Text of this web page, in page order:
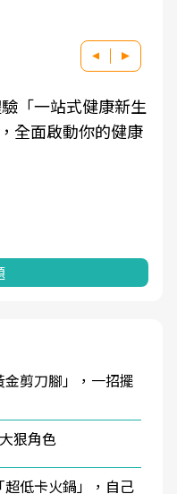
「一站式健康新生
全面啟動你的健康
剪刀腳」，一招擺
狠角色
低卡火鍋」，自己